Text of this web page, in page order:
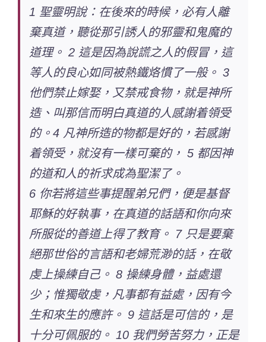
Search
1 聖靈明說：在後來的時候，必有人離
棄真道，聽從那引誘人的邪靈和鬼魔的
道理。 2 這是因為說謊之人的假冒，這
等人的良心如同被熱鐵烙慣了一般。 3
他們禁止嫁娶，又禁戒食物，就是神所
造、叫那信而明白真道的人感謝着領受
的。4 凡神所造的物都是好的，若感謝
着領受，就沒有一樣可棄的， 5 都因神
的道和人的祈求成為聖潔了。
6 你若將這些事提醒弟兄們，便是基督
耶穌的好執事，在真道的話語和你向來
所服從的善道上得了教育。 7 只是要棄
絕那世俗的言語和老婦荒渺的話，在敬
虔上操練自己。 8 操練身體，益處還
少；惟獨敬虔，凡事都有益處，因有今
生和來生的應許。 9 這話是可信的，是
十分可佩服的。 10 我們勞苦努力，正是